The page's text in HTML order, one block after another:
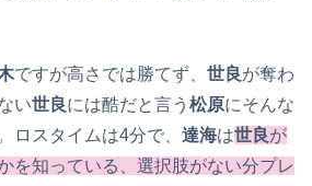
ですが高さでは勝てず、 世良が奪わ
い世良には酷だと言う 松原にそんな
ロスタイムは4分で、 達海は世良が
を知っている、選択肢がない分プレ